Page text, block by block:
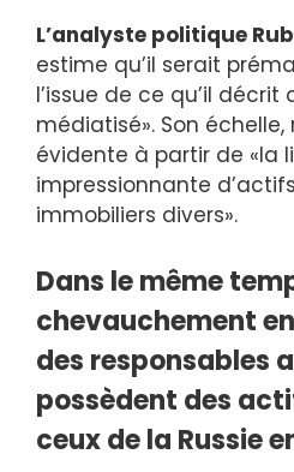
L’analyste politique
estime qu’il serait
l’issue de ce qu’il
médiatisé». Son
évidente à partir de «la
impressionnante
immobiliers divers».
Dans le même
chevauchement
des responsables
possèdent des
ceux de la Russie